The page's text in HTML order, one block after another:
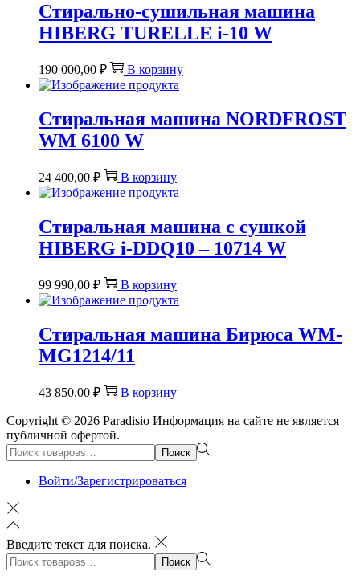
Стирально-сушильная машина
HIBERG TURELLE i-10 W
190 000,00 ₽ В корзину
Стиральная машина NORDFROST
WM 6100 W
24 400,00 ₽ В корзину
Стиральная машина c сушкой
HIBERG i-DDQ10 – 10714 W
99 990,00 ₽ В корзину
Стиральная машина Бирюса WM-
MG1214/11
43 850,00 ₽ В корзину
Copyright © 2026 Paradisio Информация на сайте не является
публичной офертой.
Поиск:>
Поиск
Войти/Зарегистрироваться
Введите текст для поиска.
Поиск:>
Поиск